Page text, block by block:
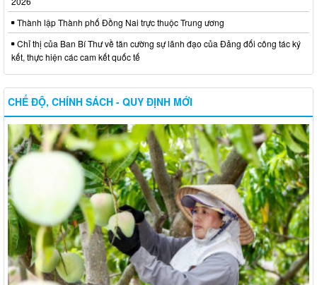
Thành lập Thành phố Đồng Nai trực thuộc Trung ương
Chỉ thị của Ban Bí Thư về tăn cường sự lãnh đạo của Đảng đối công tác ký
kết, thực hiện các cam kết quốc tế
CHẾ ĐỘ, CHÍNH SÁCH - QUY ĐỊNH MỚI